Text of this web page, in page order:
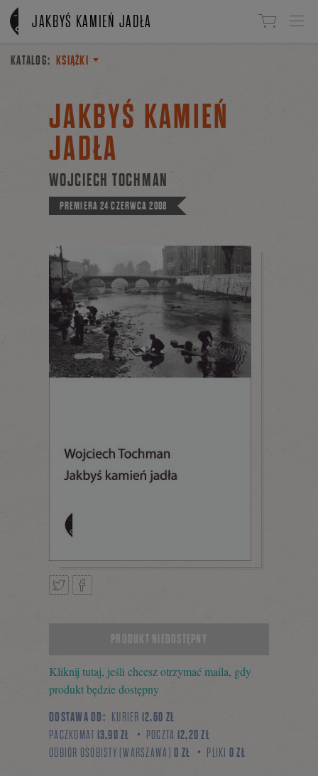
Linki do przejścia
JAKBYŚ KAMIEŃ JADŁA
KATALOG: KSIĄŻKI
JAKBYŚ KAMIEŃ
JADŁA
WOJCIECH TOCHMAN
PREMIERA24 CZERWCA 2008
się
na
PRODUKT NIEDOSTĘPNY
Kliknij tutaj, jeśli chcesz otrzymać maila, gdy
produkt będzie dostępny
DOSTAWA OD: KURIER 12,60 ZŁ
PACZKOMAT 13,90 ZŁ POCZTA 12,20 ZŁ
ODBIÓR OSOBISTY (WARSZAWA) 0 ZŁ PLIKI 0 ZŁ